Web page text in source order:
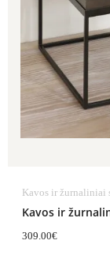
Kavos ir žurnaliniai
Kavos ir
309.00€